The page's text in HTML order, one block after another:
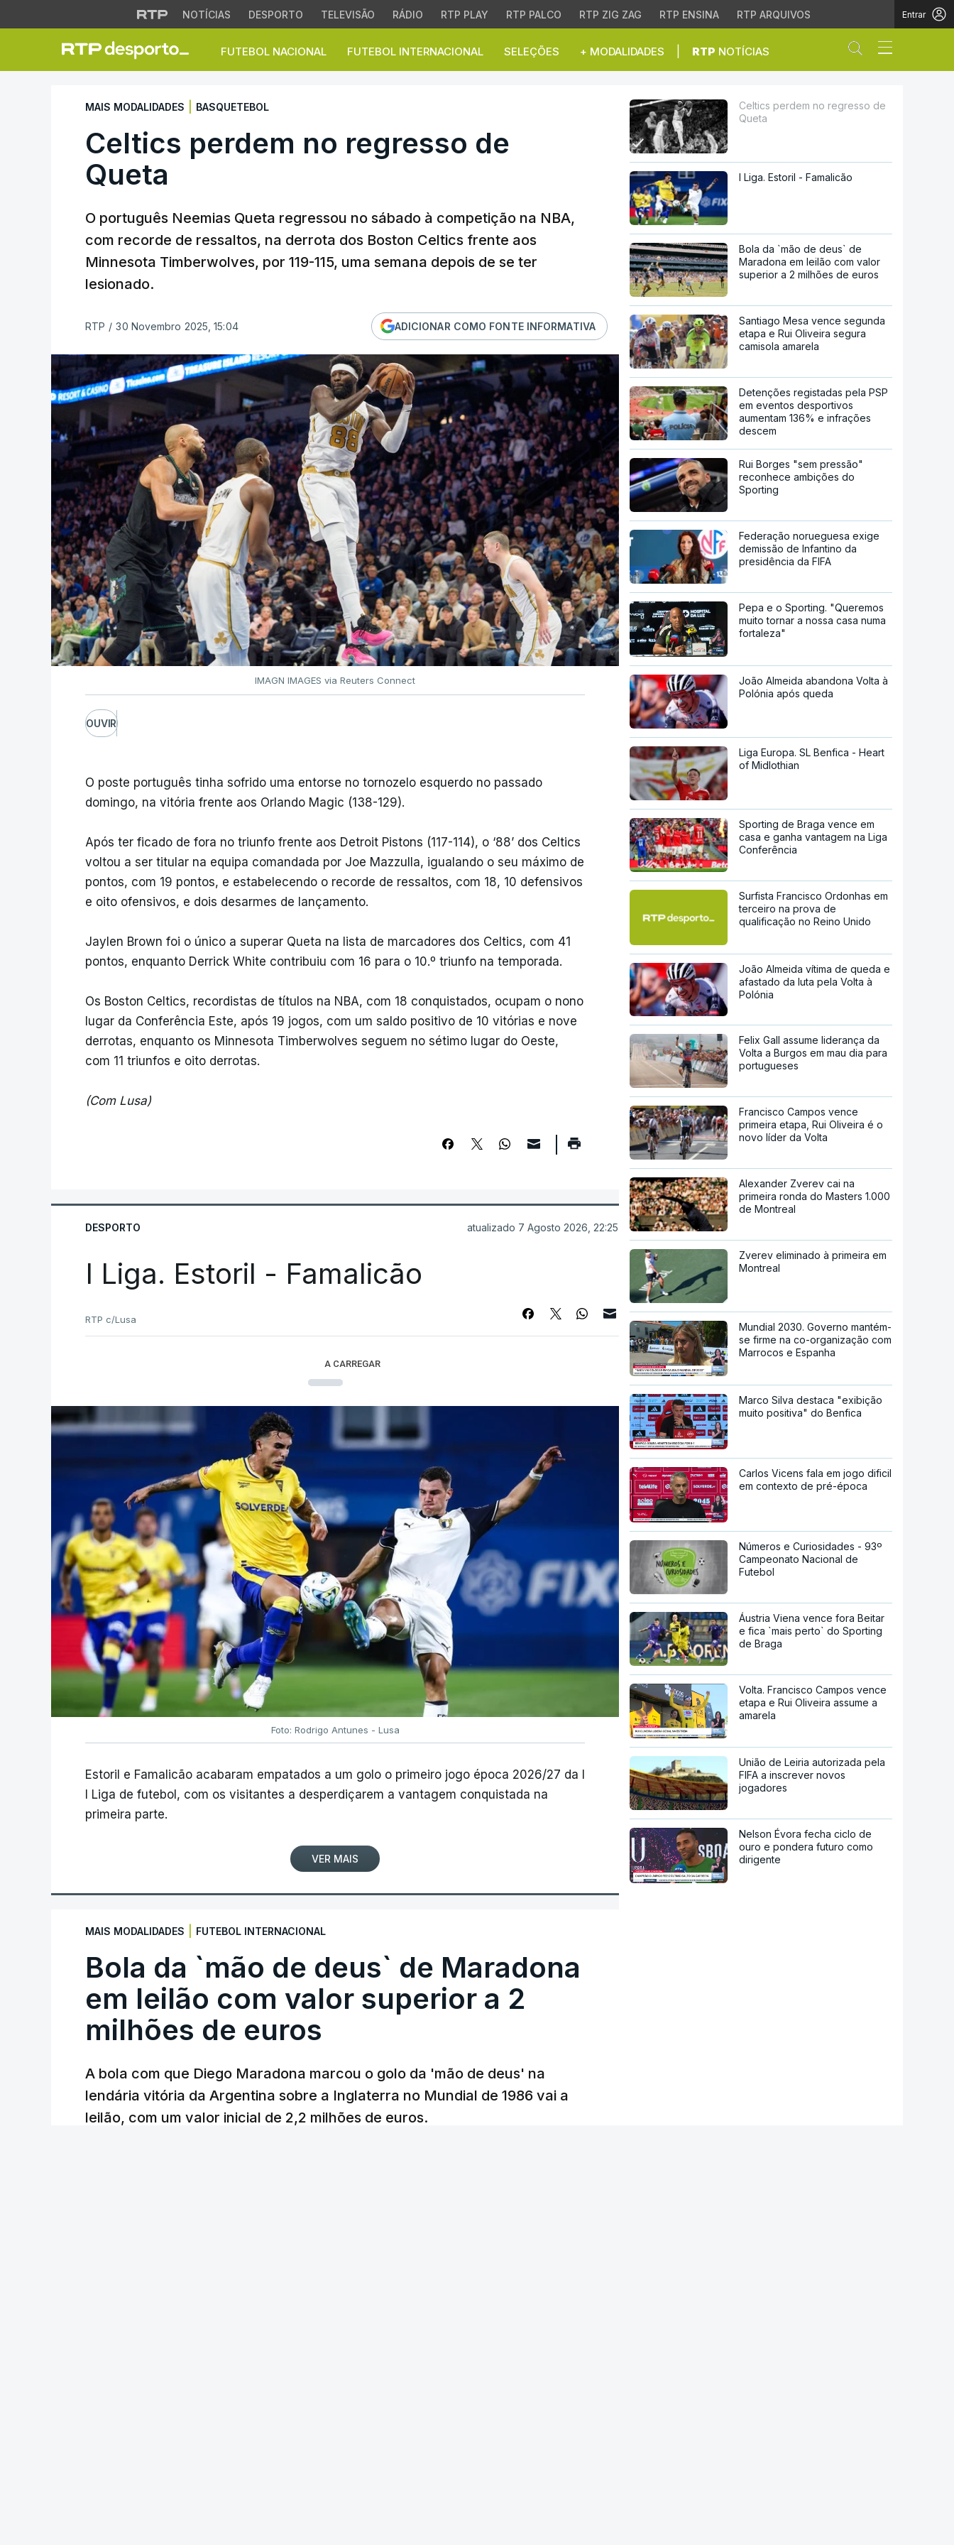
NOTÍCIAS DESPORTO TELEVISÃO RÁDIO RTP PLAY RTP PALCO RTP ZIG ZAG RTP ENSINA RTP ARQUIVOS Entrar
FUTEBOL NACIONAL FUTEBOL INTERNACIONAL SELEÇÕES + MODALIDADES RTP NOTÍCIAS Abrir campo
Celtics perdem no regresso de Queta
MAIS MODALIDADES BASQUETEBOL
Celtics perdem no regresso de
Queta
O português Neemias Queta regressou no sábado à competição na NBA,
com recorde de ressaltos, na derrota dos Boston Celtics frente aos
Minnesota Timberwolves, por 119-115, uma semana depois de se ter
lesionado.
RTP / 30 Novembro 2025, 15:04 ADICIONAR COMO FONTE INFORMATIVA
IMAGN IMAGES via Reuters Connect
OUVIR
O poste português tinha sofrido uma entorse no tornozelo esquerdo no passado
domingo, na vitória frente aos Orlando Magic (138-129).
Após ter ficado de fora no triunfo frente aos Detroit Pistons (117-114), o ‘88’ dos Celtics
voltou a ser titular na equipa comandada por Joe Mazzulla, igualando o seu máximo de
pontos, com 19 pontos, e estabelecendo o recorde de ressaltos, com 18, 10 defensivos
e oito ofensivos, e dois desarmes de lançamento.
Jaylen Brown foi o único a superar Queta na lista de marcadores dos Celtics, com 41
pontos, enquanto Derrick White contribuiu com 16 para o 10.º triunfo na temporada.
Os Boston Celtics, recordistas de títulos na NBA, com 18 conquistados, ocupam o nono
lugar da Conferência Este, após 19 jogos, com um saldo positivo de 10 vitórias e nove
derrotas, enquanto os Minnesota Timberwolves seguem no sétimo lugar do Oeste,
com 11 triunfos e oito derrotas.
(Com Lusa)
DESPORTO atualizado 7 Agosto 2026, 22:25
I Liga. Estoril - Famalicão
RTP c/Lusa
A CARREGAR
Foto: Rodrigo Antunes - Lusa
Estoril e Famalicão acabaram empatados a um golo o primeiro jogo época 2026/27 da I
I Liga de futebol, com os visitantes a desperdiçarem a vantagem conquistada na
primeira parte.
VER MAIS
MAIS MODALIDADES FUTEBOL INTERNACIONAL
Bola da `mão de deus` de Maradona
em leilão com valor superior a 2
milhões de euros
A bola com que Diego Maradona marcou o golo da 'mão de deus' na
lendária vitória da Argentina sobre a Inglaterra no Mundial de 1986 vai a
leilão, com um valor inicial de 2,2 milhões de euros.
Celtics perdem no regresso de
Queta
I Liga. Estoril - Famalicão
Bola da `mão de deus` de
Maradona em leilão com valor
superior a 2 milhões de euros
Santiago Mesa vence segunda
etapa e Rui Oliveira segura
camisola amarela
Detenções registadas pela PSP
em eventos desportivos
aumentam 136% e infrações
descem
Rui Borges "sem pressão"
reconhece ambições do
Sporting
Federação norueguesa exige
demissão de Infantino da
presidência da FIFA
Pepa e o Sporting. "Queremos
muito tornar a nossa casa numa
fortaleza"
João Almeida abandona Volta à
Polónia após queda
Liga Europa. SL Benfica - Heart
of Midlothian
Sporting de Braga vence em
casa e ganha vantagem na Liga
Conferência
Surfista Francisco Ordonhas em
terceiro na prova de
qualificação no Reino Unido
João Almeida vítima de queda e
afastado da luta pela Volta à
Polónia
Felix Gall assume liderança da
Volta a Burgos em mau dia para
portugueses
Francisco Campos vence
primeira etapa, Rui Oliveira é o
novo líder da Volta
Alexander Zverev cai na
primeira ronda do Masters 1.000
de Montreal
Zverev eliminado à primeira em
Montreal
Mundial 2030. Governo mantém-
se firme na co-organização com
Marrocos e Espanha
Marco Silva destaca "exibição
muito positiva" do Benfica
Carlos Vicens fala em jogo dificil
em contexto de pré-época
Números e Curiosidades - 93º
Campeonato Nacional de
Futebol
Áustria Viena vence fora Beitar
e fica `mais perto` do Sporting
de Braga
Volta. Francisco Campos vence
etapa e Rui Oliveira assume a
amarela
União de Leiria autorizada pela
FIFA a inscrever novos
jogadores
Nelson Évora fecha ciclo de
ouro e pondera futuro como
dirigente